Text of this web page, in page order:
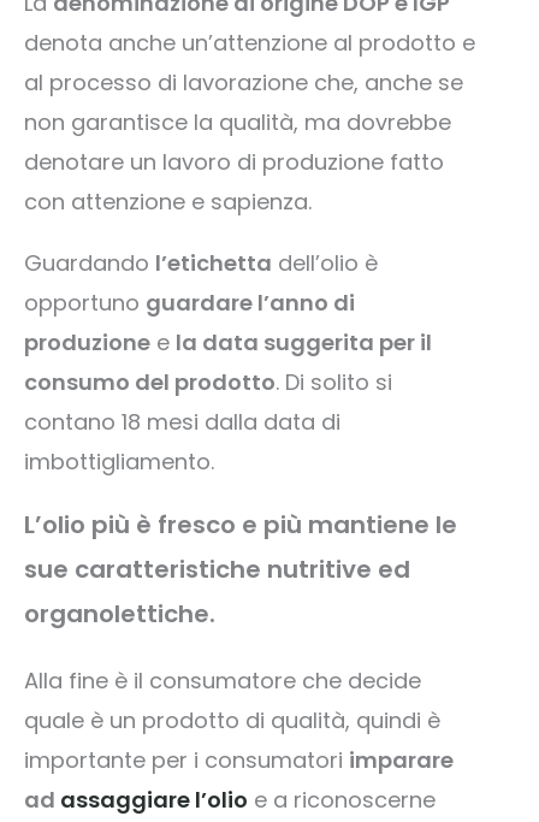
denota anche un’attenzione al prodotto e
al processo di lavorazione che, anche se
non garantisce la qualità, ma dovrebbe
denotare un lavoro di produzione fatto
con attenzione e sapienza.
Guardando l’etichetta dell’olio è
opportuno guardare l’anno di
produzione e la data suggerita per il
consumo del prodotto. Di solito si
contano 18 mesi dalla data di
imbottigliamento.
L’olio più è fresco e più mantiene le
sue caratteristiche nutritive ed
organolettiche.
Alla fine è il consumatore che decide
quale è un prodotto di qualità, quindi è
importante per i consumatori imparare
ad assaggiare l’olio e a riconoscerne